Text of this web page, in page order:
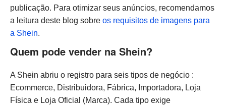
publicação. Para otimizar seus anúncios, recomendamos
a leitura deste blog sobre os requisitos de imagens para
a Shein.
Quem pode vender na Shein?
A Shein abriu o registro para seis tipos de negócio :
Ecommerce, Distribuidora, Fábrica, Importadora, Loja
Física e Loja Oficial (Marca). Cada tipo exige